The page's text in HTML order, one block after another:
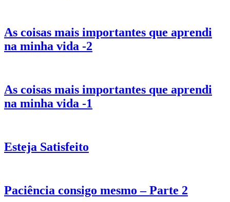
As coisas mais importantes que aprendi
na minha vida -2
As coisas mais importantes que aprendi
na minha vida -1
Esteja Satisfeito
Paciência consigo mesmo – Parte 2